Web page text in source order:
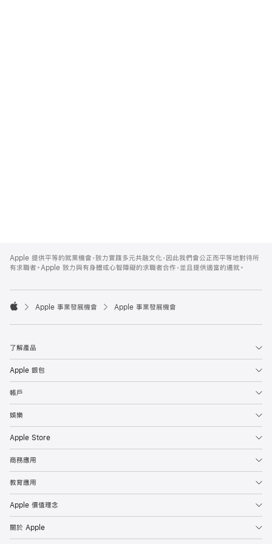
Footer
Apple 提供平等的就業機會，致力實踐多元共融文化，因此我們會公正而平等地對待所
有求職者。Apple 致力與有身體或心智障礙的求職者合作，並且提供適當的遷就。

Apple 事業發展機會 Apple 事業發展機會
了解產品
Apple 銀包
帳戶
娛樂
Apple Store
商務應用
教育應用
Apple 價值理念
關於 Apple